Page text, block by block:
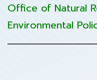
Office of Natural
Environmental